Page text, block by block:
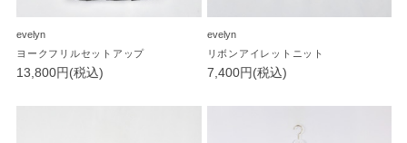
evelyn
ヨークフリルセットアップ
13,800円(税込)
evelyn
リボンアイレットニット
7,400円(税込)